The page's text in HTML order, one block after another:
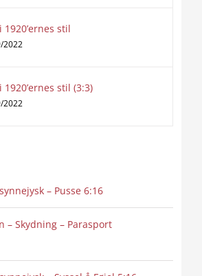
1920’ernes stil
2022
1920’ernes stil (3:3)
2022
– Pusse 6:16
– Skydning – Parasport